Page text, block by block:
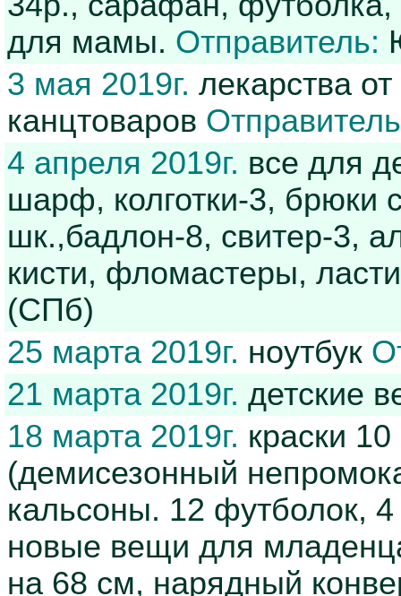
для мамы. Отправитель:
3 мая 2019г. лекарства
канцтоваров
4 апреля 2019г. все для
шарф, колготки-3, брюки
шк.,бадлон-8, свитер-3,
кисти, фломастеры,
(СПб)
25 марта 2019г. ноутбук
21 марта 2019г. детские
18 марта 2019г. краски
(демисезонный
кальсоны. 12 футболок,
новые вещи для
на 68 см, нарядный